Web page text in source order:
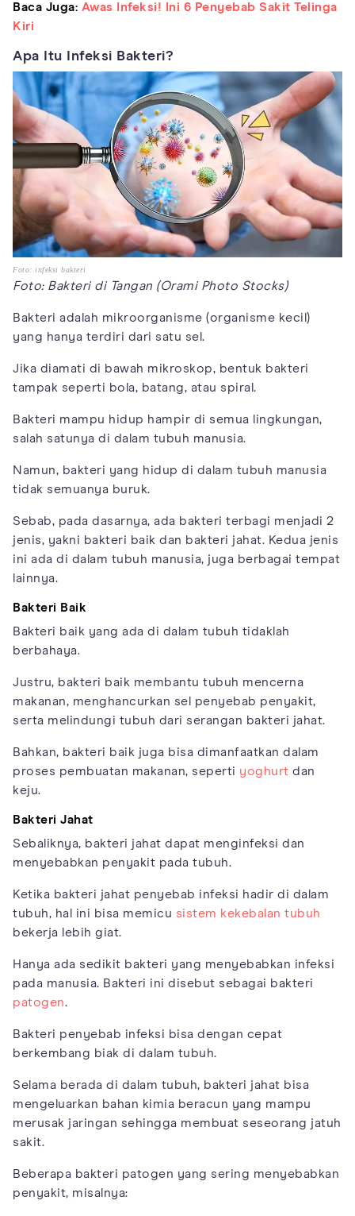
Baca Juga: Awas Infeksi! Ini 6 Penyebab Sakit Telinga
Kiri
Apa Itu Infeksi Bakteri?
Foto: infeksi bakteri
Foto: Bakteri di Tangan (Orami Photo Stocks)
Bakteri adalah mikroorganisme (organisme kecil)
yang hanya terdiri dari satu sel.
Jika diamati di bawah mikroskop, bentuk bakteri
tampak seperti bola, batang, atau spiral.
Bakteri mampu hidup hampir di semua lingkungan,
salah satunya di dalam tubuh manusia.
Namun, bakteri yang hidup di dalam tubuh manusia
tidak semuanya buruk.
Sebab, pada dasarnya, ada bakteri terbagi menjadi 2
jenis, yakni bakteri baik dan bakteri jahat. Kedua jenis
ini ada di dalam tubuh manusia, juga berbagai tempat
lainnya.
Bakteri Baik
Bakteri baik yang ada di dalam tubuh tidaklah
berbahaya.
Justru, bakteri baik membantu tubuh mencerna
makanan, menghancurkan sel penyebab penyakit,
serta melindungi tubuh dari serangan bakteri jahat.
Bahkan, bakteri baik juga bisa dimanfaatkan dalam
proses pembuatan makanan, seperti yoghurt dan
keju.
Bakteri Jahat
Sebaliknya, bakteri jahat dapat menginfeksi dan
menyebabkan penyakit pada tubuh.
Ketika bakteri jahat penyebab infeksi hadir di dalam
tubuh, hal ini bisa memicu sistem kekebalan tubuh
bekerja lebih giat.
Hanya ada sedikit bakteri yang menyebabkan infeksi
pada manusia. Bakteri ini disebut sebagai bakteri
patogen.
Bakteri penyebab infeksi bisa dengan cepat
berkembang biak di dalam tubuh.
Selama berada di dalam tubuh, bakteri jahat bisa
mengeluarkan bahan kimia beracun yang mampu
merusak jaringan sehingga membuat seseorang jatuh
sakit.
Beberapa bakteri patogen yang sering menyebabkan
penyakit, misalnya: